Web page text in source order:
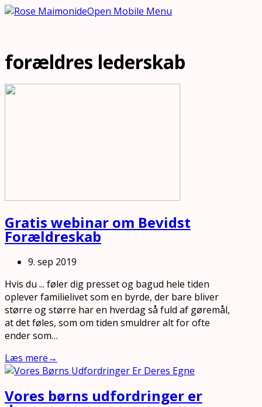
Open Mobile Menu
forældres lederskab
Gratis webinar om Bevidst
Forældreskab
9. sep 2019
Hvis du ... føler dig presset og bagud hele tiden
oplever familielivet som en byrde, der bare bliver
større og større har en hverdag så fuld af gøremål,
at det føles, som om tiden smuldrer alt for ofte
ender som…
Læs mere→
Vores børns udfordringer er